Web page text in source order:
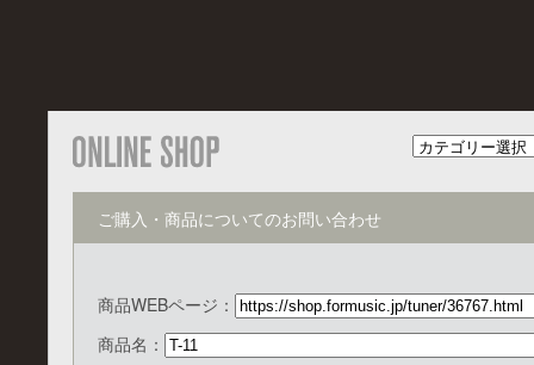
ご購入・商品についてのお問い合わせ
商品WEBページ：
商品名：